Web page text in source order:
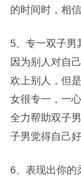
的时间时，相信
5、专一双子男
因为别人对自
欢上别人，但
女很专一，一
全力帮助双子
子男觉得自己
6、表现出你的